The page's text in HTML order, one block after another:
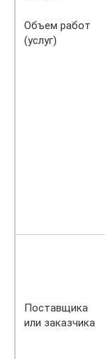
Объем работ
(услуг)
Поставщика
или заказчика